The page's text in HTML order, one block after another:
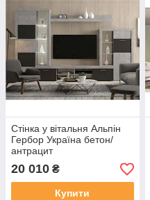
Стінка у вітальня Альпін
Гербор Україна бетон/
антрацит
20 010 ₴
Купити